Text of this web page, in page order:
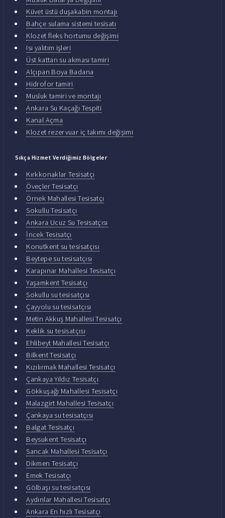
Küvet üstü duşakabin montajı
Bahçe sulama sistemi tesisatı
Klozet fleks hortumu değişimi
Isı yalıtım işleri
Üst kattan su akması tamiri
Alçıpan Boya Badana
Hidrofor tamiri
Musluk tamiri ve montajı
Ankara Su Kaçağı Tespiti
Kanal Açma
Klozet rezervuar iç takımı değişimi
Sıkça Hizmet Verdiğimiz Bölgeler
Kırkkonaklar Tesisatçı
Öveçler Tesisatçı
Örnek Mahallesi Tesisatçı
Sokullu Tesisatçı
Ankara Ucuz Su Tesisatçısı
İncek Tesisatçı
Konutkent su tesisatçısı
Beytepe su tesisatçısı
Karapınar Mahallesi Tesisatçı
Yaşamkent Tesisatçı
Sokullu su tesisatçısı
Çayyolu su tesisatçısı
Metin Akkuş Mahallesi Tesisatçı
Keklik su tesisatçısı
Ehlibeyt Mahallesi Tesisatçı
Bilkent Tesisatçı
Kızılırmak Mahallesi Tesisatçı
Çankaya Yıldız Tesisatçı
Gökkuşağı Mahallesi Tesisatçı
Malazgirt Mahallesi Tesisatçı
Çankaya su tesisatçısı
Balgat Tesisatçı
Beysukent Tesisatçı
Sancak Mahallesi Tesisatçı
Dikmen Tesisatçı
Emek Tesisatçı
Gölbaşı su tesisatçısı
Aydınlar Mahallesi Tesisatçı
Ankara En hızlı Tesisatçı